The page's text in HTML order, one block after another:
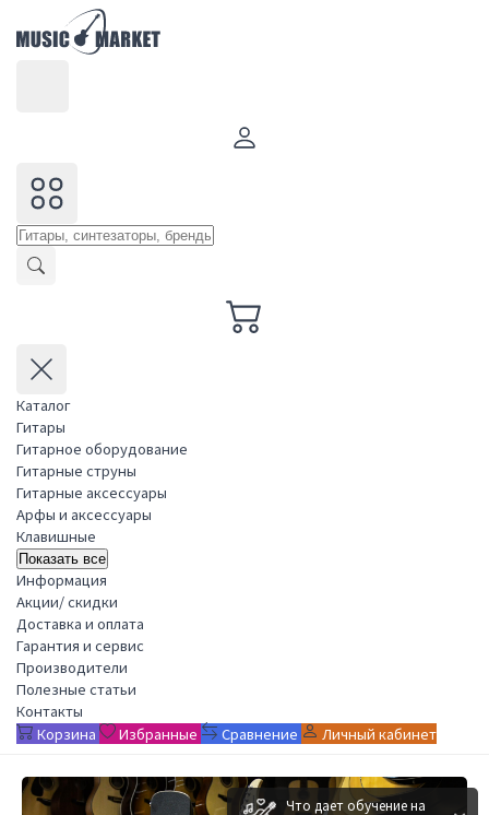
Каталог
Гитары
Гитарное оборудование
Гитарные струны
Гитарные аксессуары
Арфы и аксессуары
Клавишные
Показать все
Информация
Акции/ скидки
Доставка и оплата
Гарантия и сервис
Производители
Полезные статьи
Контакты
Корзина
Избранные Сравнение Личный кабинет
Что дает обучение на